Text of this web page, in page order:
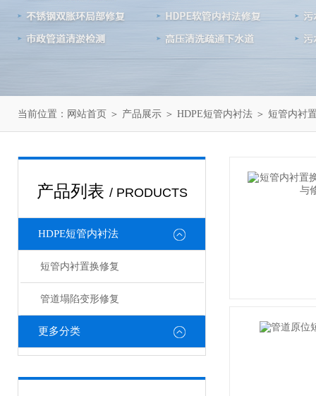
当前位置： 网站首页 ＞ 产品展示 ＞ HDPE短管内衬法 ＞ 短管内衬
产品列表 / PRODUCTS
HDPE短管内衬法
短管内衬置换修复
管道塌陷变形修复
更多分类